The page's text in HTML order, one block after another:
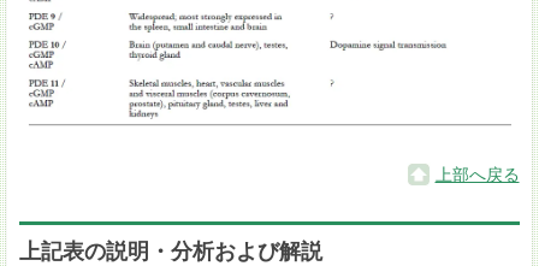
上部へ戻る
上記表の説明・分析および解説